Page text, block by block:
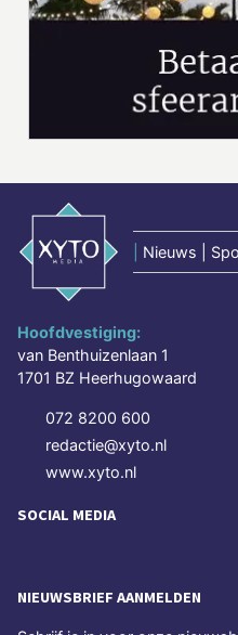
Nieuws |
Hoofdvestiging:
van Benthuizenlaan 1
1701 BZ Heerhugowaard
072 8200 600
redactie@xyto.nl
www.xyto.nl
SOCIAL MEDIA
NIEUWSBRIEF AANMELDEN